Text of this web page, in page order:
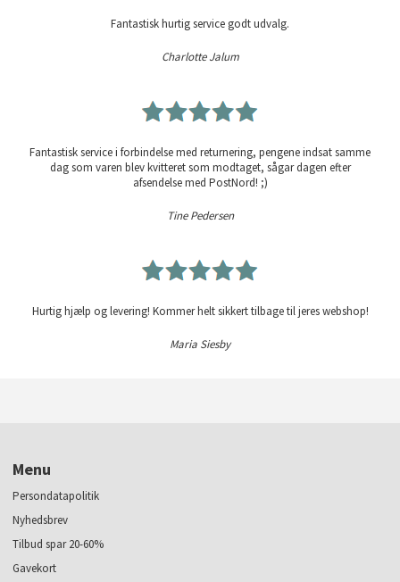
Fantastisk hurtig service godt udvalg.
Charlotte Jalum
Fantastisk service i forbindelse med returnering, pengene indsat samme
dag som varen blev kvitteret som modtaget, sågar dagen efter
afsendelse med PostNord! ;)
Tine Pedersen
Hurtig hjælp og levering! Kommer helt sikkert tilbage til jeres webshop!
Maria Siesby
Menu
Persondatapolitik
Nyhedsbrev
Tilbud spar 20-60%
Gavekort